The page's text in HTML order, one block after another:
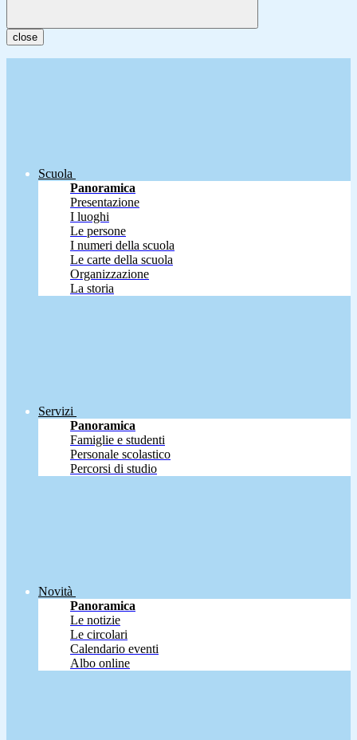
close
Scuola
Panoramica
Presentazione
I luoghi
Le persone
I numeri della scuola
Le carte della scuola
Organizzazione
La storia
Servizi
Panoramica
Famiglie e studenti
Personale scolastico
Percorsi di studio
Novità
Panoramica
Le notizie
Le circolari
Calendario eventi
Albo online